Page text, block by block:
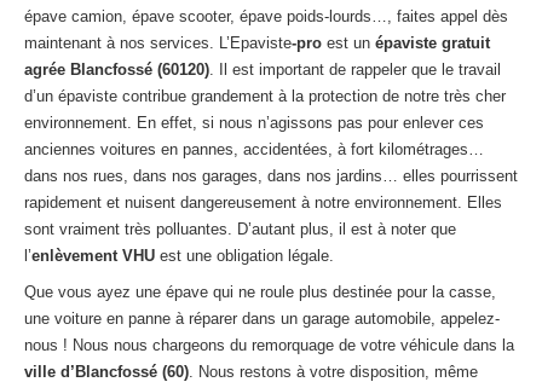
Centreagréé VHU 94 : casse auto avec destruction
Centreagréé VHU 95 : casse auto avec destruction
DOCUMENTSÀ JOINDRE
RACHATVÉHICULES
CONTACT
01 83 64 20 40
épave camion, épave scooter, épave poids-lourds…, faites appel dès
maintenant à nos services. L’Epaviste-pro est un épaviste gratuit
agrée Blancfossé (60120). Il est important de rappeler que le travail
d’un épaviste contribue grandement à la protection de notre très cher
environnement. En effet, si nous n’agissons pas pour enlever ces
anciennes voitures en pannes, accidentées, à fort kilométrages…
dans nos rues, dans nos garages, dans nos jardins… elles pourrissent
rapidement et nuisent dangereusement à notre environnement. Elles
sont vraiment très polluantes. D’autant plus, il est à noter que
l’enlèvement VHU est une obligation légale.
Que vous ayez une épave qui ne roule plus destinée pour la casse,
une voiture en panne à réparer dans un garage automobile, appelez-
nous ! Nous nous chargeons du remorquage de votre véhicule dans la
ville d’Blancfossé (60). Nous restons à votre disposition, même